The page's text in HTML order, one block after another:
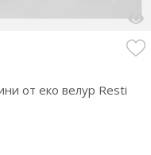
от еко велур Resti